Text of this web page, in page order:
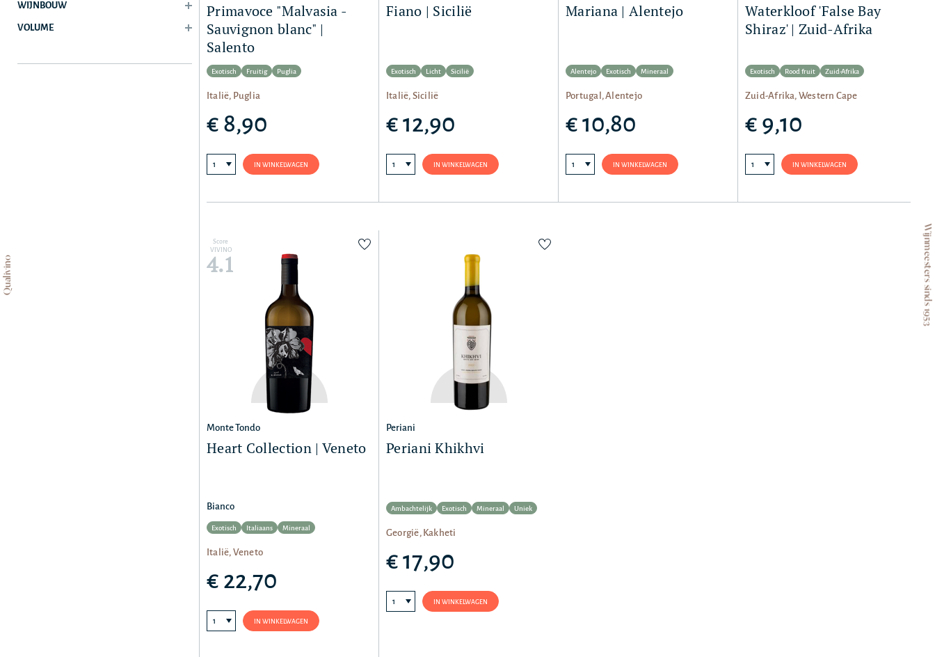
Qualivino Wijnmeesters sinds 1953
WIJNBOUW
VOLUME
Primavoce "Malvasia -
Sauvignon blanc" |
Salento
Exotisch Fruitig Puglia
Italië, Puglia
€ 8,90
IN WINKELWAGEN
Fiano | Sicilië
Exotisch Licht Sicilië
Italië, Sicilië
€ 12,90
IN WINKELWAGEN
Mariana | Alentejo
Alentejo Exotisch Mineraal
Portugal, Alentejo
€ 10,80
IN WINKELWAGEN
Waterkloof 'False Bay
Shiraz' | Zuid-Afrika
Exotisch Rood fruit Zuid-Afrika
Zuid-Afrika, Western Cape
€ 9,10
IN WINKELWAGEN
Score
VIVINO
4.1
Monte Tondo
Heart Collection | Veneto
Bianco
Exotisch Italiaans Mineraal
Italië, Veneto
€ 22,70
IN WINKELWAGEN
Periani
Periani Khikhvi
Ambachtelijk Exotisch Mineraal Uniek
Georgië, Kakheti
€ 17,90
IN WINKELWAGEN